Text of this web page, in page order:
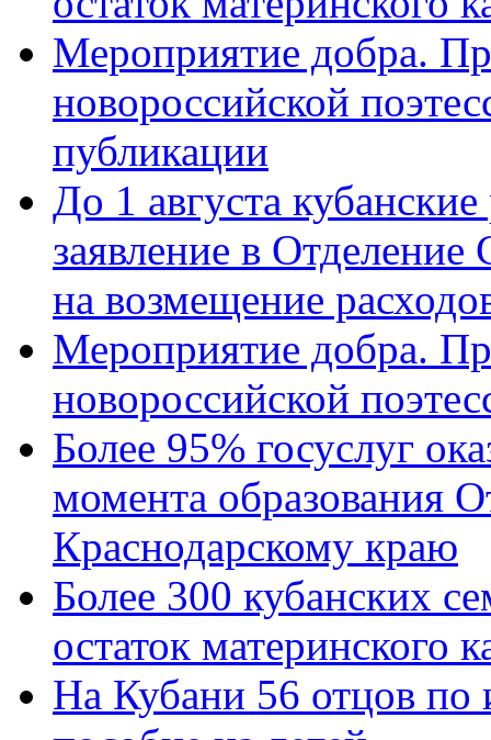
Мероприятие добра.
новороссийской
публикации
До 1 августа
заявление в
на возмещение
Мероприятие добра.
новороссийской
Более 95% госуслуг
момента образования
Краснодарскому краю
Более 300 кубанских
остаток материнского
На Кубани 56 отцов по